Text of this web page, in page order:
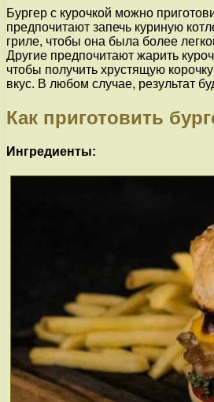
Бургер с курочкой можно
предпочитают запечь куриную
гриле, чтобы она была более
Другие предпочитают жарить
чтобы получить хрустящую
вкус. В любом случае, результат
Как приготовить
Ингредиенты: